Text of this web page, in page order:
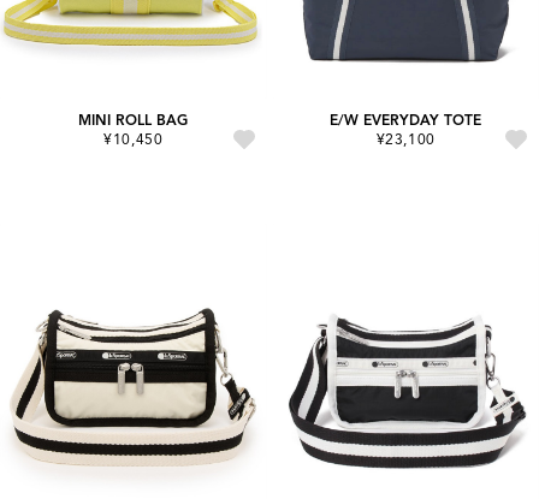
MINI ROLL BAG
¥10,450
E/W EVERYDAY TOTE
¥23,100